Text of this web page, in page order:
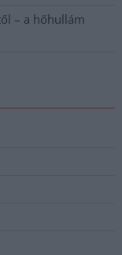
– a hőhullám